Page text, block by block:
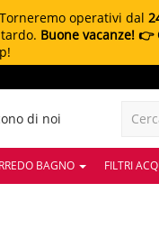
operativi dal
Buone vacanze! 👉
di noi
BAGNO FILTRI